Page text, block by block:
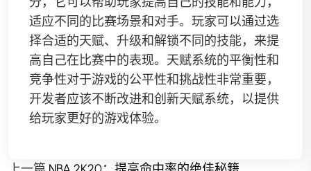
适应不同的比赛场景和对手。玩家可以通过选
择合适的天赋、升级和解锁不同的技能，来提
高自己在比赛中的表现。天赋系统的平衡性和
竞争性对于游戏的公平性和挑战性非常重要，
开发者应该不断改进和创新天赋系统，以提供
给玩家更好的游戏体验。